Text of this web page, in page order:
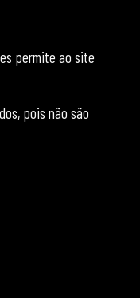
permite ao site
pois não são